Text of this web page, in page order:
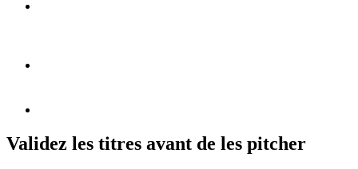
Validez les titres avant de les pitcher